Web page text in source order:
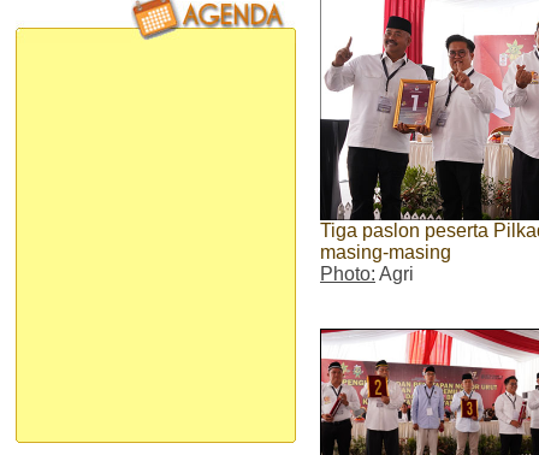
Tiga paslon peserta
masing-masing
Photo: Agri